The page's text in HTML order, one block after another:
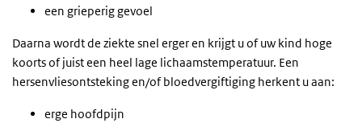
een grieperig gevoel
Daarna wordt de ziekte snel erger en krijgt u of uw kind hoge
koorts of juist een heel lage lichaamstemperatuur. Een
hersenvliesontsteking en/of bloedvergiftiging herkent u aan:
erge hoofdpijn